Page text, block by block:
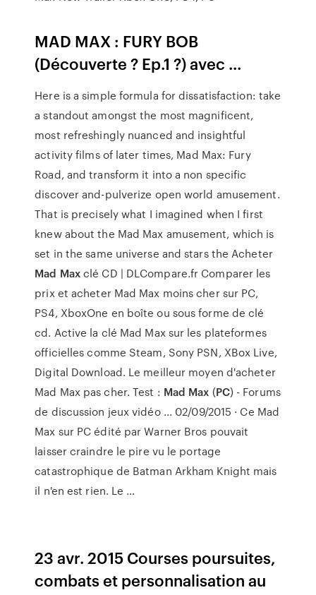
MAD MAX : FURY BOB
(Découverte ? Ep.1 ?) avec ...
Here is a simple formula for dissatisfaction: take
a standout amongst the most magnificent,
most refreshingly nuanced and insightful
activity films of later times, Mad Max: Fury
Road, and transform it into a non specific
discover and-pulverize open world amusement.
That is precisely what I imagined when I first
knew about the Mad Max amusement, which is
set in the same universe and stars the Acheter
Mad Maxclé CD | DLCompare.fr Comparer les
prix et acheter Mad Max moins cher sur PC,
PS4, XboxOne en boîte ou sous forme de clé
cd. Active la clé Mad Max sur les plateformes
officielles comme Steam, Sony PSN, XBox Live,
Digital Download. Le meilleur moyen d'acheter
Mad Max pas cher. Test : Mad Max (PC) - Forums
de discussion jeux vidéo ... 02/09/2015 · Ce Mad
Max sur PC édité par Warner Bros pouvait
laisser craindre le pire vu le portage
catastrophique de Batman Arkham Knight mais
il n'en est rien. Le …
23 avr. 2015 Courses poursuites,
combats et personnalisation au